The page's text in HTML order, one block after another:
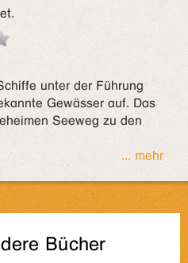
unter der Führung
Gewässer auf. Das
Seeweg zu den
... mehr
Bücher